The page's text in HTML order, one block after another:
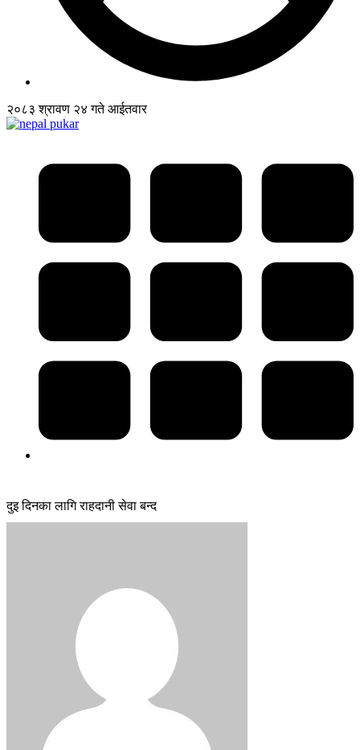
२०८३ श्रावण २४ गते आईतवार
दुइ दिनका लागि राहदानी सेवा बन्द